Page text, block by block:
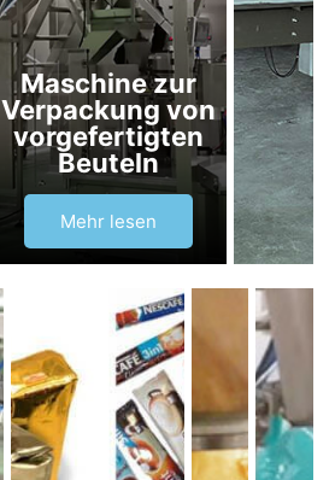
Maschine zur
Verpackung von
vorgefertigten
Beuteln
Mehr lesen